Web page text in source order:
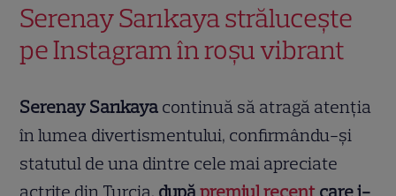
Serenay Sarıkaya strălucește
pe Instagram în roșu vibrant
Serenay Sarıkaya continuă să atragă atenția
în lumea divertismentului, confirmându-și
statutul de una dintre cele mai apreciate
actrițe din Turcia, dupăpremiul recent care i-